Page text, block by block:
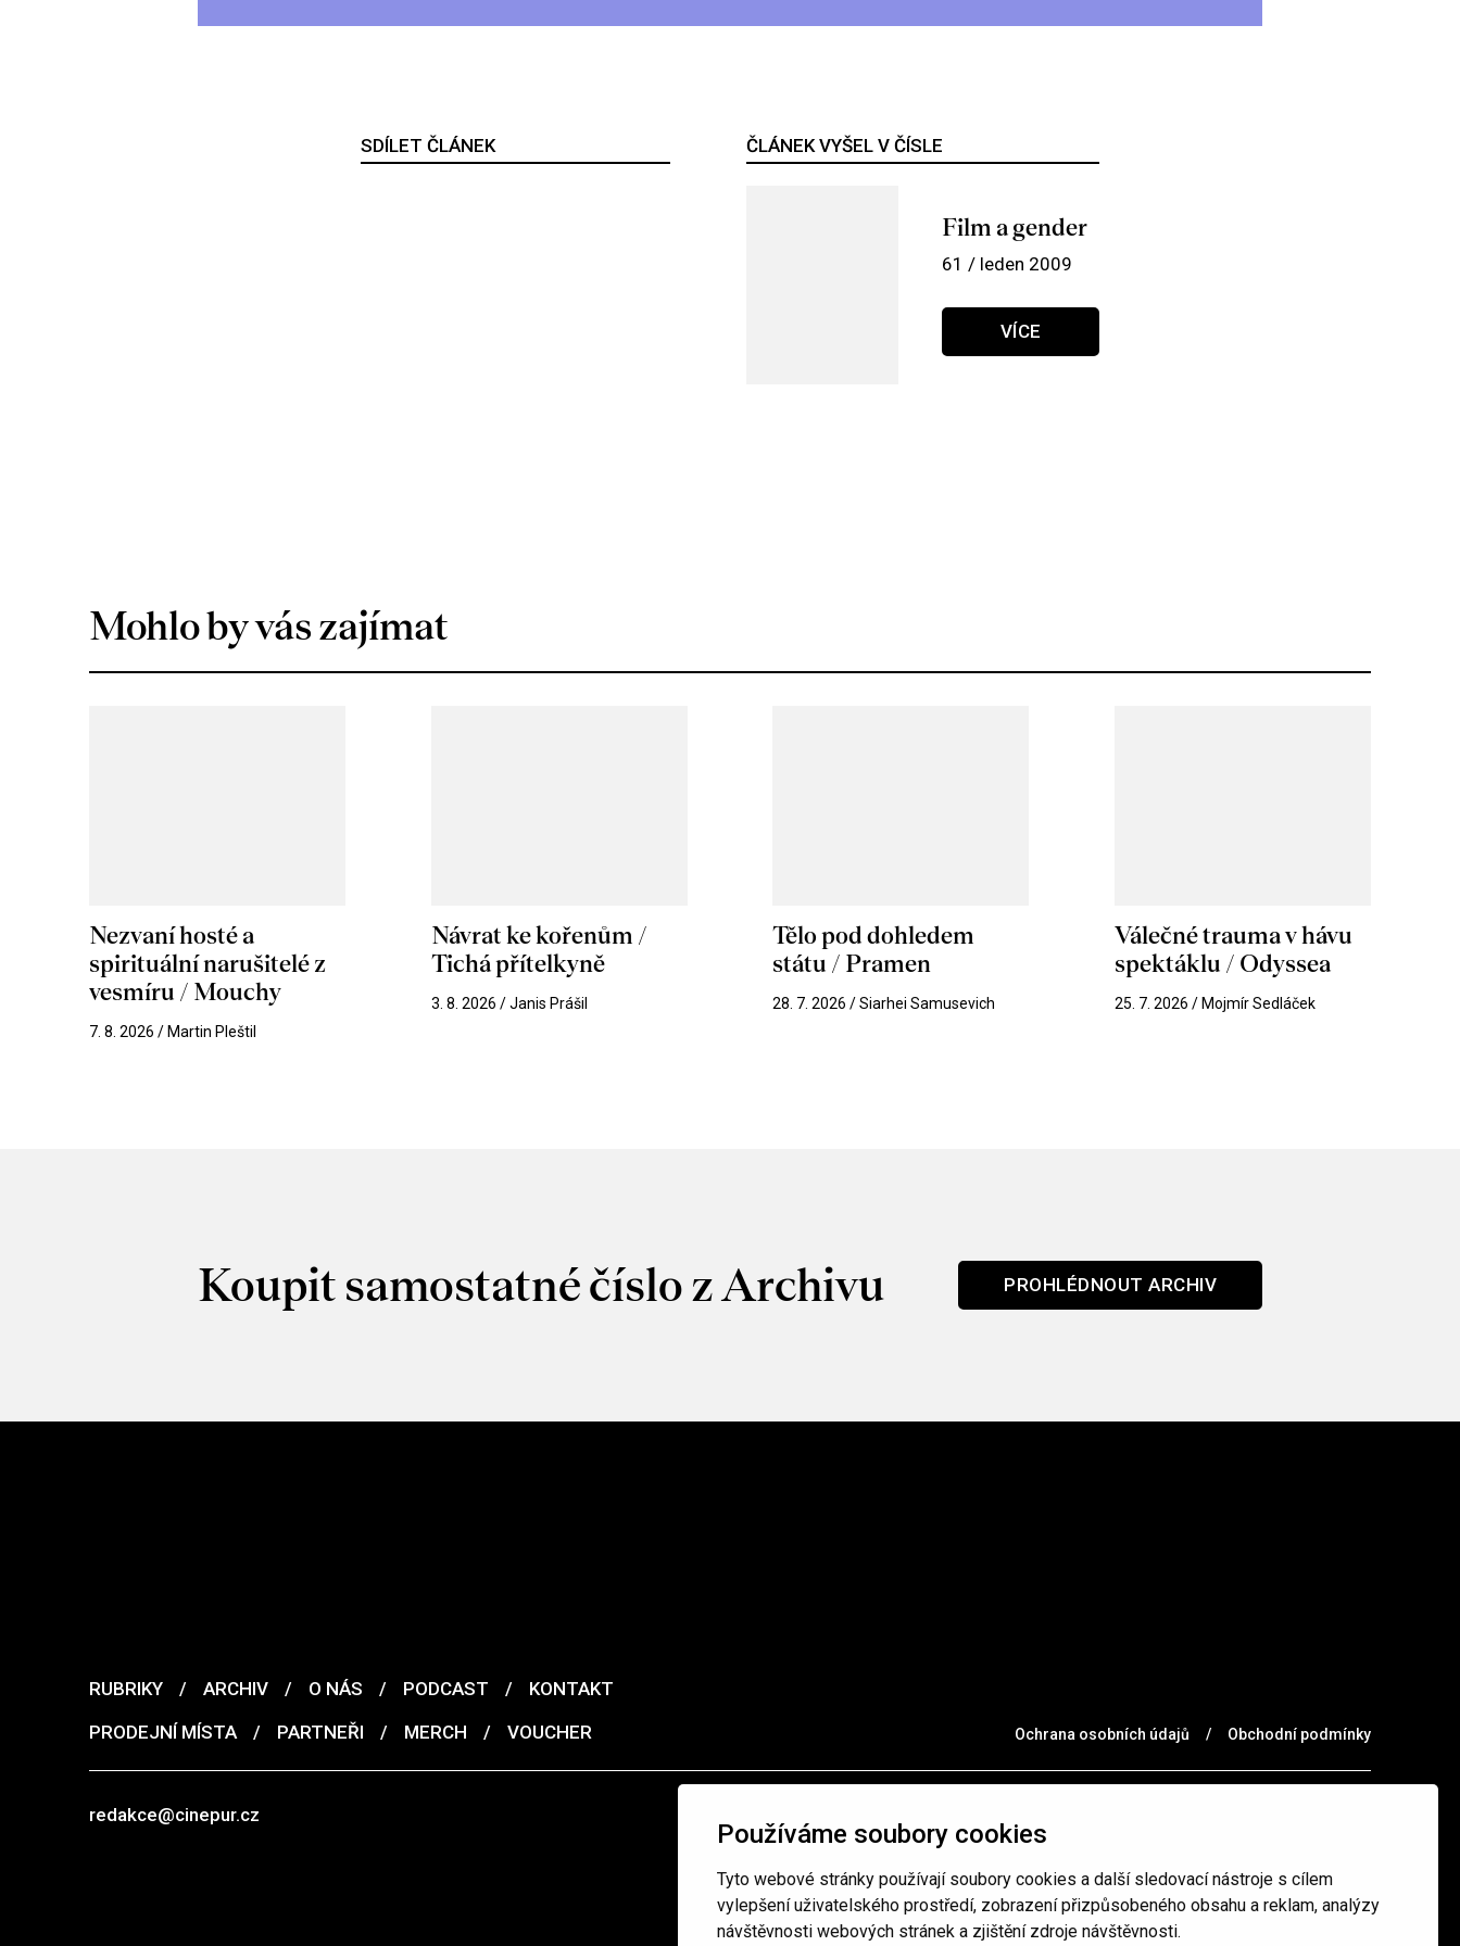
Používáme soubory cookies
Tyto webové stránky používají soubory cookies a další sledovací nástroje s cílem
vylepšení uživatelského prostředí, zobrazení přizpůsobeného obsahu a reklam, analýzy
návštěvnosti webových stránek a zjištění zdroje návštěvnosti.
SDÍLET ČLÁNEK ČLÁNEK VYŠEL V ČÍSLE
Film a gender
61 / leden 2009
VÍCE
Mohlo by vás zajímat
Nezvaní hosté a
spirituální narušitelé z
vesmíru / Mouchy
7. 8. 2026 / Martin Pleštil
Návrat ke kořenům /
Tichá přítelkyně
3. 8. 2026 / Janis Prášil
Tělo pod dohledem
státu / Pramen
28. 7. 2026 / Siarhei Samusevich
Válečné trauma v hávu
spektáklu / Odyssea
25. 7. 2026 / Mojmír Sedláček
Koupit samostatné číslo z Archivu PROHLÉDNOUT ARCHIV
RUBRIKY / ARCHIV / O NÁS / PODCAST /
KONTAKT
PRODEJNÍ MÍSTA
/ PARTNEŘI / MERCH / VOUCHER Ochrana osobních údajů / Obchodní podmínky
redakce@cinepur.cz